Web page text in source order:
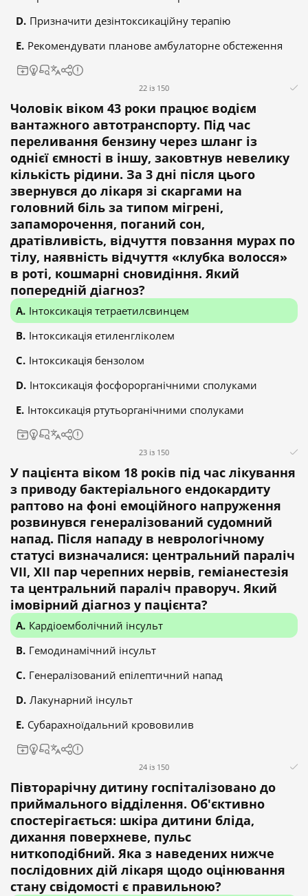
Призначити дезінтоксикаційну терапію
Рекомендувати планове амбулаторне обстеження
22 із 150
Чоловік віком 43 роки працює водієм
вантажного автотранспорту. Під час
переливання бензину через шланг із
однієї ємності в іншу, заковтнув невелику
кількість рідини. За 3 дні після цього
звернувся до лікаря зі скаргами на
головний біль за типом мігрені,
запаморочення, поганий сон,
дратівливість, відчуття повзання мурах по
тілу, наявність відчуття «клубка волосся»
в роті, кошмарні сновидіння. Який
попередній діагноз?
Інтоксикація тетраетилсвинцем
Інтоксикація етиленгліколем
Інтоксикація бензолом
Інтоксикація фосфорорганічними сполуками
Інтоксикація ртутьорганічними сполуками
23 із 150
У пацієнта віком 18 років під час лікування
з приводу бактеріального ендокардиту
раптово на фоні емоційного напруження
розвинувся генералізований судомний
напад. Після нападу в неврологічному
статусі визначалися: центральний параліч
VII, XII пар черепних нервів, геміанестезія
та центральний параліч праворуч. Який
імовірний діагноз у пацієнта?
Кардіоемболічний інсульт
Гемодинамічний інсульт
Генералізований епілептичний напад
Лакунарний інсульт
Субарахноїдальний крововилив
24 із 150
Півторарічну дитину госпіталізовано до
приймального відділення. Об'єктивно
спостерігається: шкіра дитини бліда,
дихання поверхневе, пульс
ниткоподібний. Яка з наведених нижче
послідовних дій лікаря щодо оцінювання
стану свідомості є правильною?